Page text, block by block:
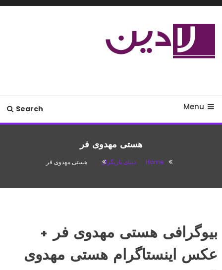
Skip
Menu
Search
هستی مهدوی فر
Home دنیای بازیگران هستی مهدوی فر
دنیای بازیگران
بیوگرافی هستی مهدوی فر +
عکس اینستاگرام هستی مهدوی